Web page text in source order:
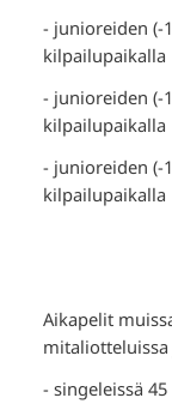
- junioreiden (-
kilpailupaikalla
- junioreiden (-
kilpailupaikalla
- junioreiden (-
kilpailupaikalla
Aikapelit
mitaliotteluissa
- singeleissä